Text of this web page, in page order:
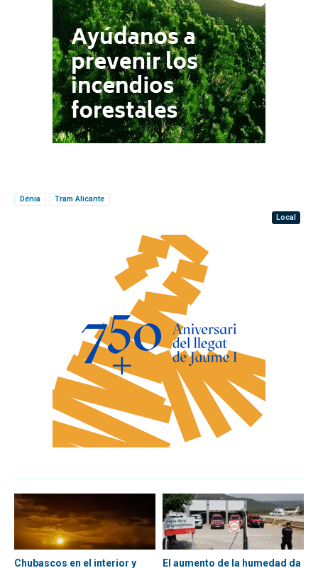
Dénia
Tram Alicante
Local
Chubascos en el interior y El aumento de la humedad da